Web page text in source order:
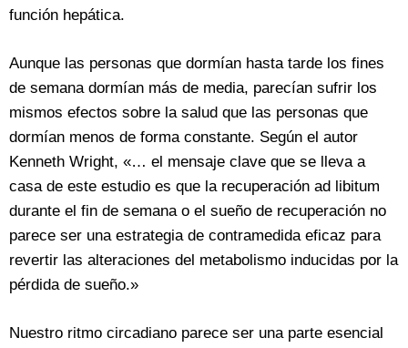
función hepática.
Aunque las personas que dormían hasta tarde los fines
de semana dormían más de media, parecían sufrir los
mismos efectos sobre la salud que las personas que
dormían menos de forma constante. Según el autor
Kenneth Wright, «… el mensaje clave que se lleva a
casa de este estudio es que la recuperación ad libitum
durante el fin de semana o el sueño de recuperación no
parece ser una estrategia de contramedida eficaz para
revertir las alteraciones del metabolismo inducidas por la
pérdida de sueño.»
Nuestro ritmo circadiano parece ser una parte esencial